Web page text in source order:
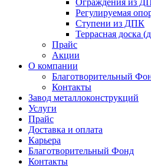
Ограждения из
Регулируемая
Ступени из ДПК
Террасная доска
Прайс
Акции
О компании
Благотворительный
Контакты
Завод металлоконструкций
Услуги
Прайс
Доставка и оплата
Карьера
Благотворительный Фонд
Контакты